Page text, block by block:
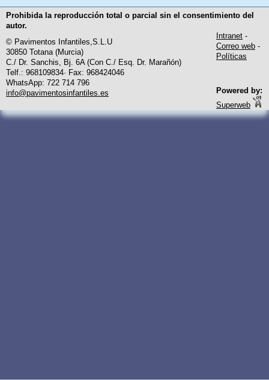
Prohibida la reproducción total o parcial sin el consentimiento del
autor.
© Pavimentos Infantiles,S.L.U
30850 Totana (Murcia)
C./ Dr. Sanchis, Bj. 6A (Con C./ Esq. Dr. Marañón)
Telf.: 968109834· Fax: 968424046
WhatsApp: 722 714 796
info@pavimentosinfantiles.es
Intranet -
Correo web -
Políticas
Powered by:
Superweb